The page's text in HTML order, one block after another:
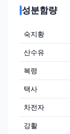
성분함량
숙지황
산수유
복령
택사
차전자
강활